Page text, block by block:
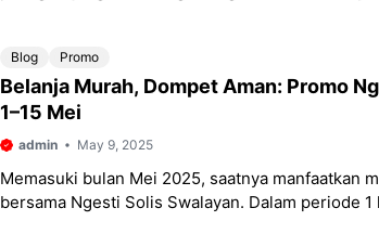
Blog Promo
Belanja Murah, Dompet Aman: Promo
1–15 Mei
admin May 9, 2025
Memasuki bulan Mei 2025, saatnya manfaatkan
bersama Ngesti Solis Swalayan. Dalam periode